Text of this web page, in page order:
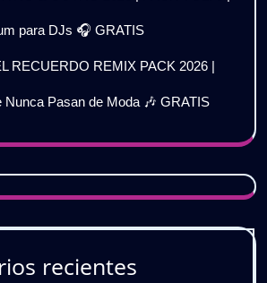
para DJs 🎧 GRATIS
RECUERDO REMIX PACK 2026 |
Nunca Pasan de Moda 🎶 GRATIS
recientes